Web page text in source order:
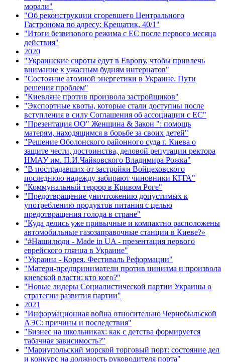
морали"
"Об реконструкции сгоревшего Центрального
Гастронома по адресу: Крещатик, 40/1"
"Итоги безвизового режима с ЕС после первого месяца
действия"
2020
"Украинские сироты едут в Европу, чтобы привлечь
внимание к ужасным будням интернатов"
"Состояние атомной энергетики в Украине. Пути
решения проблем"
"Киевляне против произвола застройщиков"
"Экспортные квоты, которые стали доступны после
вступления в силу Соглашения об ассоциации с ЕС"
"Презентация ОО" Женщина & Закон ": помощь
матерям, находящимся в борьбе за своих детей"
"Решение Оболонского районного суда г. Киева о
защите чести, достоинства, деловой репутации ректора
НМАУ им. П.И.Чайковского Владимира Рожка"
"В пострадавших от застройки Войцеховского
последнюю надежду забирают чиновники КГГА"
"Коммунальный террор в Кривом Роге"
"Предотвращение уничтожению допустимых к
употреблению продуктов питания с целью
предотвращения голода в стране"
"Куда делись уже привычные и компактно расположены
автомобильные газозаправочные станции в Киеве?»
"#Нашилюди - Made in UA - презентация первого
еврейского глянца в Украине"
"Украина - Корея. Фестиваль Реформации"
"Матери-предприниматели против цинизма и произвола
киевской власти: кто кого?"
"Новые лидеры Социалистической партии Украины о
стратегии развития партии"
2021
"Информационная война относительно Чернобыльской
АЭС: причины и последствия"
"Бизнес на школьниках: как с детства формируется
табачная зависимость?"
"Мариупольский морской торговый порт: состояние дел
и конкурс на должность руководителя порта"